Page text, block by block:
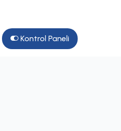
Kontrol Paneli